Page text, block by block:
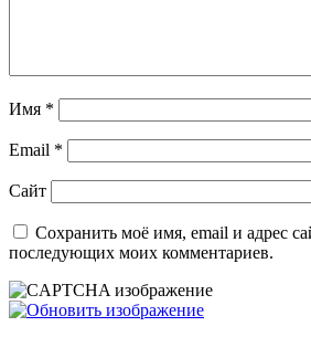
Имя *
Email *
Сайт
Сохранить моё имя, email и адрес
последующих моих комментариев.